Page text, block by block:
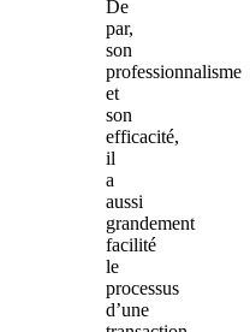
De
par,
son
professionnalisme
et
son
efficacité,
il
a
aussi
grandement
facilité
le
processus
d’une